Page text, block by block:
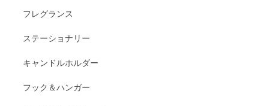
フレグランス
ステーショナリー
キャンドルホルダー
フック＆ハンガー